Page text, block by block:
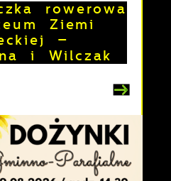
rowerowa
Ziemi
–
i Wilczak